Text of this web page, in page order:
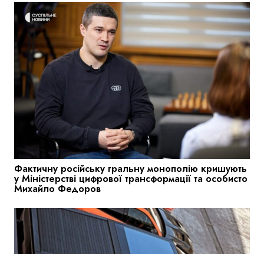
Фактичну російську гральну монополію кришують
у Міністерстві цифрової трансформації та особисто
Михайло Федоров